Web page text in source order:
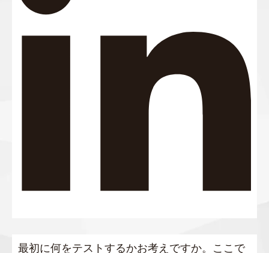
最初に何をテストするかお考えですか。ここで